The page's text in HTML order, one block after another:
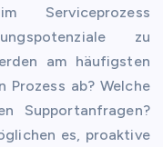
Serviceprozess
zu
am häufigsten
Prozess ab? Welche
Supportanfragen?
es, proaktive